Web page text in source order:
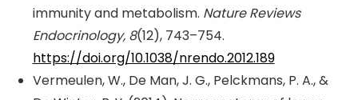
immunity and metabolism. Nature Reviews
Endocrinology, 8(12), 743–754.
https://doi.org/10.1038/nrendo.2012.189
Vermeulen, W., De Man, J. G., Pelckmans, P. A., &